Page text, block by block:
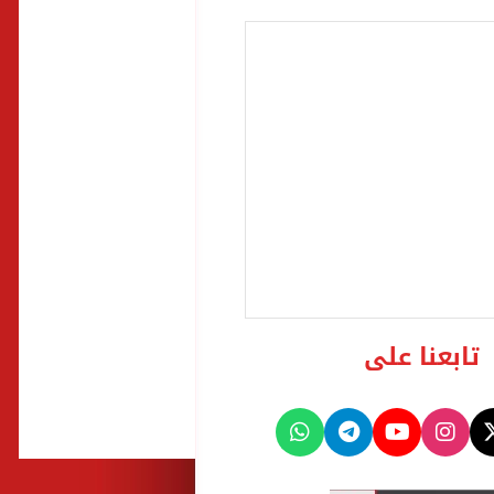
تابعنا على